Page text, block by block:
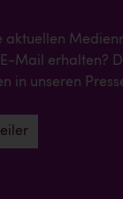
aktuellen
Mail erhalten?
in unseren